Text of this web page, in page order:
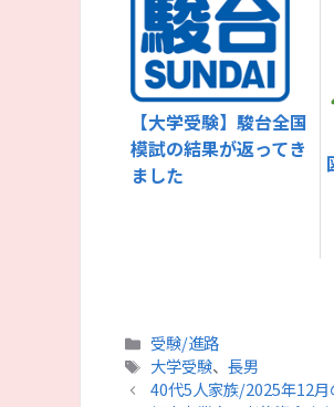
【大学受験】駿台全国
模試の結果が返ってき
ました
カ
テ
ゴ
受験/進路
タ
グ
大学受験、長男
40代5人家族/2025年12月